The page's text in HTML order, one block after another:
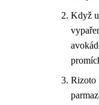
Když
Rizoto